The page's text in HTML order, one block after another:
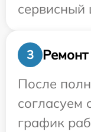
сервисный
3
Ремонт
После
согласуем
график